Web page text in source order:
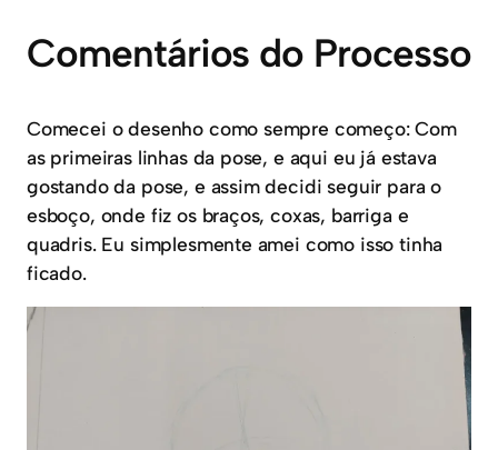
Comentários do Processo
Comecei o desenho como sempre começo: Com
as primeiras linhas da pose, e aqui eu já estava
gostando da pose, e assim decidi seguir para o
esboço, onde fiz os braços, coxas, barriga e
quadris. Eu simplesmente amei como isso tinha
ficado.